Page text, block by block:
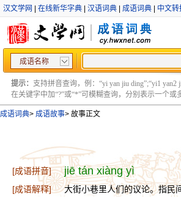
汉文学网 在线新华字典 汉语词典 成语词典 中文转
成语名称
提示： 支持拼音查询，例：“yi yan jiu ding”;“yi1 yan2
在关键字中加“?”或“*”可模糊查询，分别表示一个或
成语词典> 成语故事> 故事正文
[成语拼音] jiē tán xiàng yì
[成语解释]
大街小巷里人们的议论。指民